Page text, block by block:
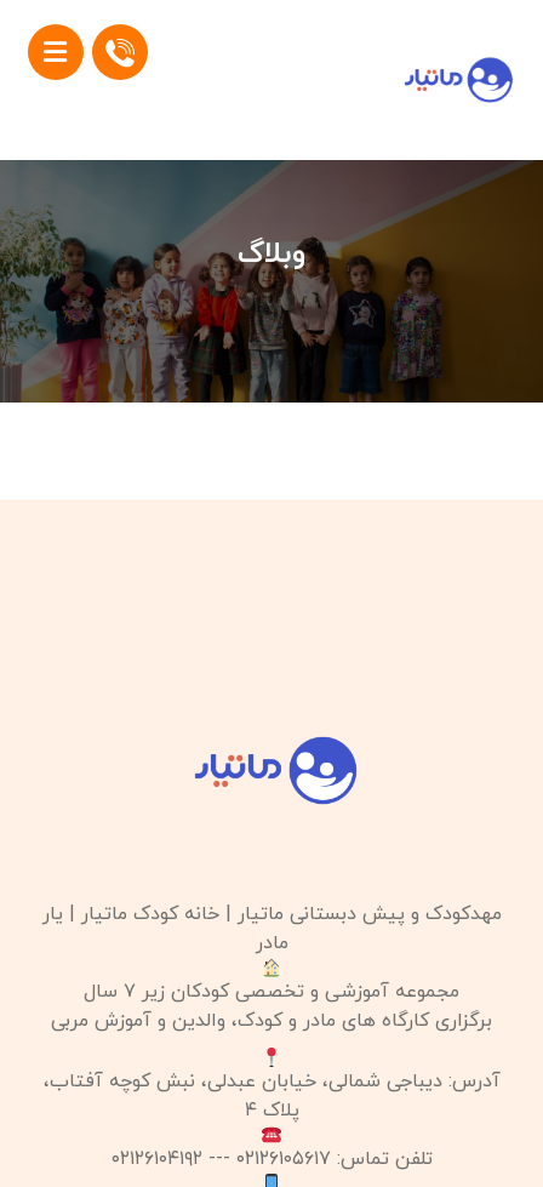
وبلاگ
مهدکودک و پیش دبستانی ماتیار | خانه کودک ماتیار | یار
مادر
مجموعه آموزشی و تخصصی کودکان زیر ۷ سال
برگزاری کارگاه های مادر و کودک، والدین و آموزش مربی
آدرس: دیباجی شمالی، خیابان عبدلی، نبش کوچه آفتاب،
پلاک ۴
تلفن تماس: ۰۲۱۲۶۱۰۵۶۱۷ --- ۰۲۱۲۶۱۰۴۱۹۲